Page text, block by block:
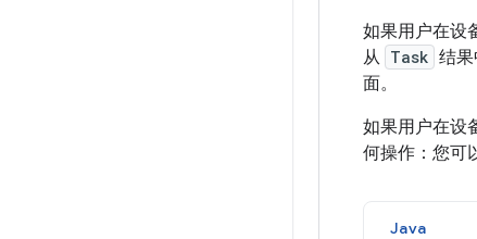
如果用户在设
从 Task 结
面。
如果用户在设
何操作：您可
Java